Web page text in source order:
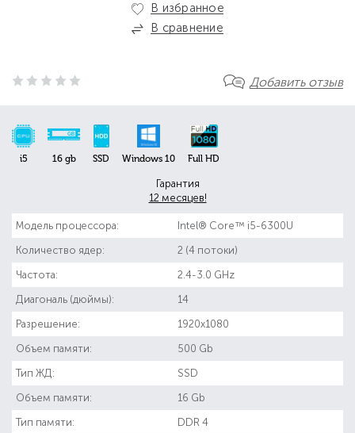
Добавить отзыв
i5 16 gb SSD Windows 10 Full HD
Гарантия
12 месяцев!
Модель процессора: Intel® Core™ i5-6300U
Количество ядер: 2 (4 потоки)
Частота: 2.4-3.0 GHz
Диагональ (дюймы): 14
Разрешение: 1920x1080
Объем памяти: 500 Gb
Тип ЖД: SSD
Объем памяти: 16 Gb
Тип памяти: DDR 4
В избранное
В сравнение